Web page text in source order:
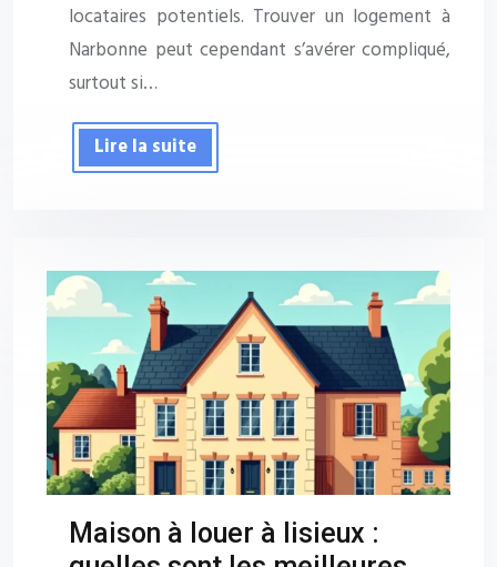
locataires potentiels. Trouver un logement à
Narbonne peut cependant s’avérer compliqué,
surtout si…
Lire la suite
Maison à louer à lisieux :